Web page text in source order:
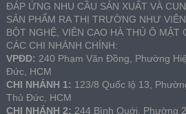
ĐÁP ỨNG NHU CẦU SẢN XUẤT VÀ
SẢN PHẨM RA THỊ TRƯỜNG NHƯ
BỘT NGHỆ, VIÊN CAO HÀ THỦ Ô MẬT
CÁC CHI NHÁNH CHÍNH:
VPĐD: 240 Phạm Văn Đồng, Phường
Đức, HCM
CHI NHÁNH 1: 123/8 Quốc lộ 13,
Thủ Đức, HCM
CHI NHÁNH 2: 244 Bình Quới, Phường